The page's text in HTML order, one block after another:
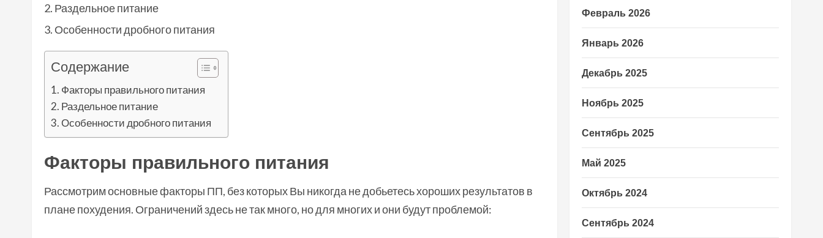
Раздельное питание
Особенности дробного питания
Содержание
Факторы правильного питания
Раздельное питание
Особенности дробного питания
Факторы правильного питания
Рассмотрим основные факторы ПП, без которых Вы никогда не добьетесь хороших результатов в
плане похудения. Ограничений здесь не так много, но для многих и они будут проблемой:
Февраль 2026
Январь 2026
Декабрь 2025
Ноябрь 2025
Сентябрь 2025
Май 2025
Октябрь 2024
Сентябрь 2024